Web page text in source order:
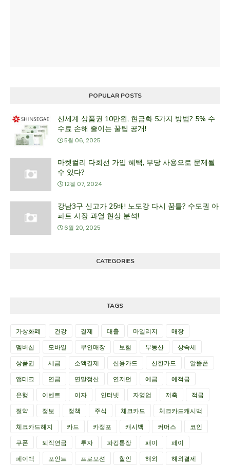
POPULAR POSTS
신세계 상품권 10만원, 현금화 5가지 방법? 5% 수
수료 손해 줄이는 꿀팁 공개!
5월 06, 2025
마켓컬리 다회선 가입 혜택, 부당 사용으로 문제될
수 있다?
12월 07, 2024
강남3구 신고가 25배! 노도강 다시 꿈틀? 수도권 아
파트 시장 과열 현상 분석!
6월 20, 2025
CATEGORIES
TAGS
가상화폐 건강 결제 대출 마일리지
매장
멤버십
모바일 무인매장 보험 부동산
상속세
상품권
세금 소액결제 신용카드 신한카드
알뜰폰
앱테크
연금 연말정산 연저펀 예금
예적금
은행
이벤트 이자 인터넷 자영업 저축
적금
절약
정보 정책 주식 체크카드
체크카드캐시백
체크카드해지
카드 카정포 캐시백 커머스
코인
쿠폰
퇴직연금 투자 파킹통장 패이
페이
페이백
포인트 프로모션 할인 해외
해외결제